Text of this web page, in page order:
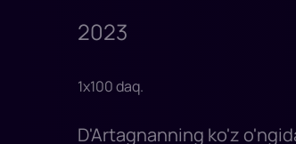
2023
1x100daq.
D'Artagnanning ko'z